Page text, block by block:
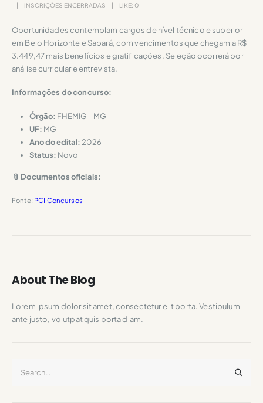
INSCRIÇÕES ENCERRADAS LIKE: 0
Oportunidades contemplam cargos de nível técnico e superior
em Belo Horizonte e Sabará, com vencimentos que chegam a R$
3.449,47 mais benefícios e gratificações. Seleção ocorrerá por
análise curricular e entrevista.
Informações do concurso:
Órgão: FHEMIG – MG
UF: MG
Ano do edital: 2026
Status: Novo
📎 Documentos oficiais:
Fonte: PCI Concursos
About The Blog
Lorem ipsum dolor sit amet, consectetur elit porta. Vestibulum
ante justo, volutpat quis porta diam.